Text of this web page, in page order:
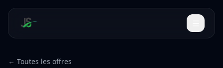
← Toutes les offres